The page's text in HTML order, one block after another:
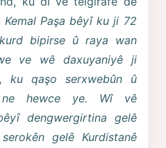
Kemal Paşa bêyî ku ji 72
bipirse û raya wan
ve wê daxuyaniyê ji
ku qaşo serxwebûn û
ne hewce ye. Wî vê
dengwergirtina gelê
gelê Kurdistanê